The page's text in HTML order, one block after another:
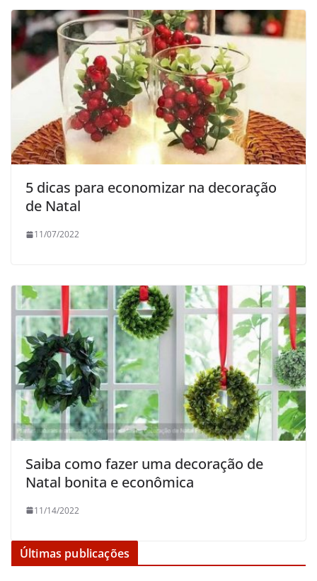
5 dicas para economizar na decoração
de Natal
11/07/2022
Saiba como fazer uma decoração de
Natal bonita e econômica
11/14/2022
Últimas publicações